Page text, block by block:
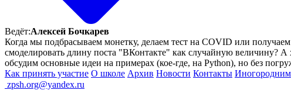
Ведёт:Алексей Бочкарев
Когда мы подбрасываем монетку, делаем тест на COVID или
смоделировать длину поста "ВКонтакте" как случайную величину?
обсудим основные идеи на примерах (кое-где, на Python), но без
Как принять участие О школе Архив Новости Контакты Иногородним
zpsh.org@yandex.ru